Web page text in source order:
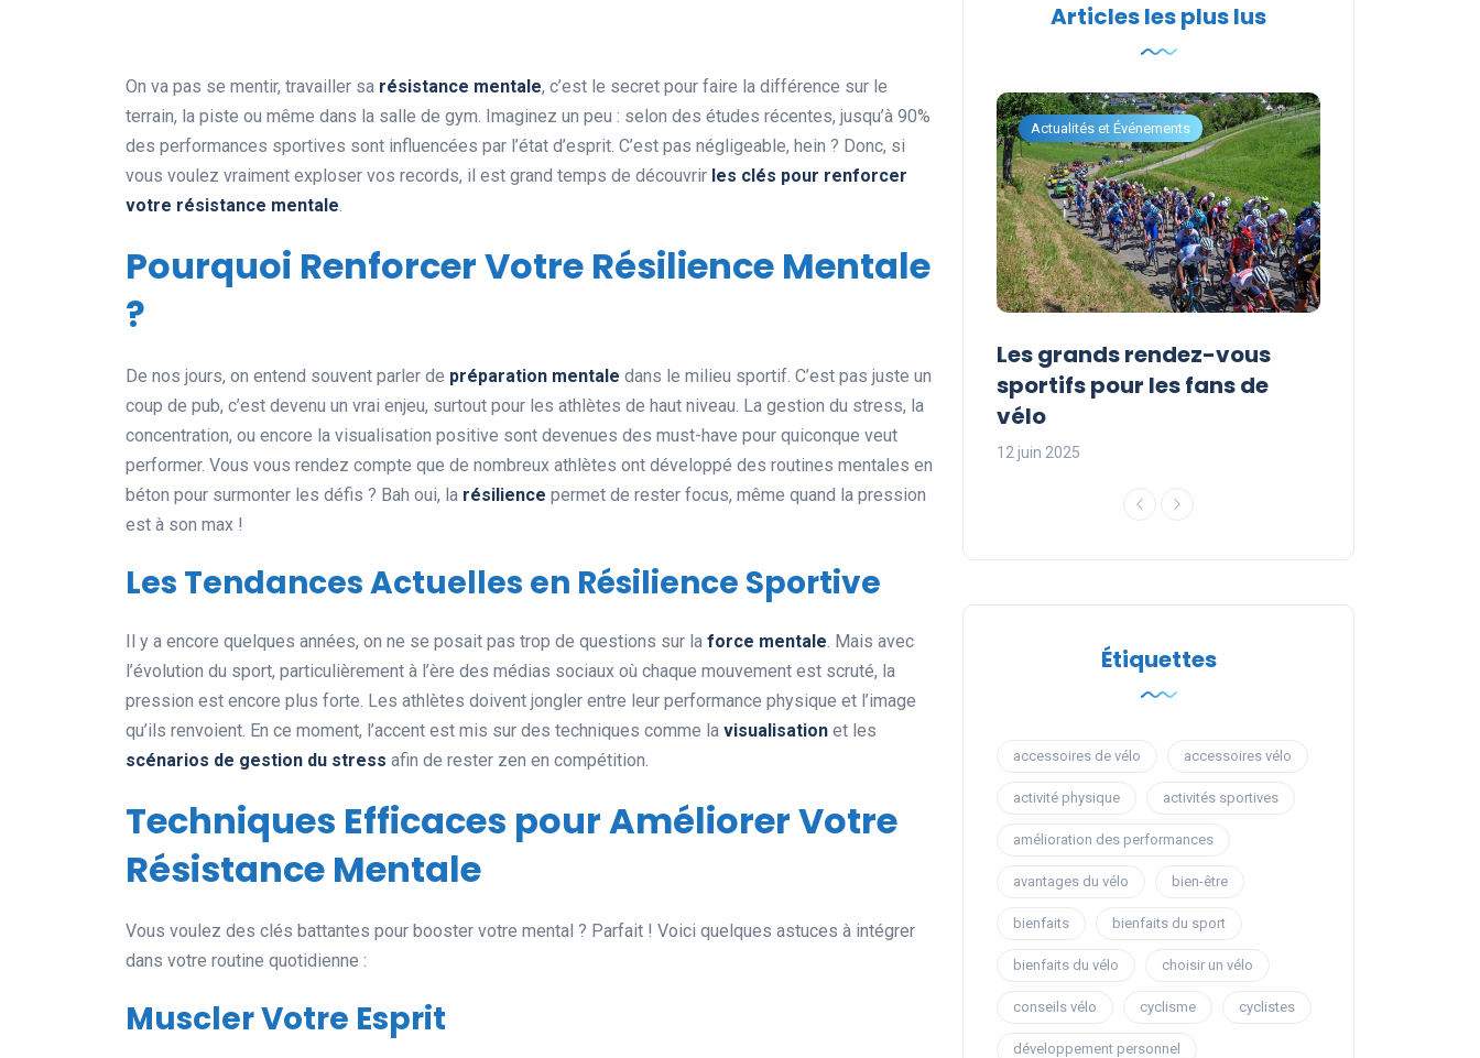
On va pas se mentir, travailler sa résistance mentale, c’est le secret pour faire la différence sur le
terrain, la piste ou même dans la salle de gym. Imaginez un peu : selon des études récentes, jusqu’à 90%
des performances sportives sont influencées par l’état d’esprit. C’est pas négligeable, hein ? Donc, si
vous voulez vraiment exploser vos records, il est grand temps de découvrir les clés pour renforcer
votre résistance mentale.
Pourquoi Renforcer Votre Résilience Mentale
?
De nos jours, on entend souvent parler de préparation mentale dans le milieu sportif. C’est pas juste un
coup de pub, c’est devenu un vrai enjeu, surtout pour les athlètes de haut niveau. La gestion du stress, la
concentration, ou encore la visualisation positive sont devenues des must-have pour quiconque veut
performer. Vous vous rendez compte que de nombreux athlètes ont développé des routines mentales en
béton pour surmonter les défis ? Bah oui, la résilience permet de rester focus, même quand la pression
est à son max !
Les Tendances Actuelles en Résilience Sportive
Il y a encore quelques années, on ne se posait pas trop de questions sur la force mentale. Mais avec
l’évolution du sport, particulièrement à l’ère des médias sociaux où chaque mouvement est scruté, la
pression est encore plus forte. Les athlètes doivent jongler entre leur performance physique et l’image
qu’ils renvoient. En ce moment, l’accent est mis sur des techniques comme la visualisation et les
scénarios de gestion du stress afin de rester zen en compétition.
Techniques Efficaces pour Améliorer Votre
Résistance Mentale
Vous voulez des clés battantes pour booster votre mental ? Parfait ! Voici quelques astuces à intégrer
dans votre routine quotidienne :
Muscler Votre Esprit
Articles les plus lus
Actualités et Événements
surprenants en cyclisme et
dans le monde du sport
Actualités et Événements
Les grands rendez-vous
sportifs pour les fans de
vélo
12 juin 2025
Étiquettes
accessoires de vélo accessoires vélo
activité physique activités sportives
amélioration des performances
avantages du vélo bien-être
bienfaits bienfaits du sport
bienfaits du vélo choisir un vélo
conseils vélo cyclisme cyclistes
développement personnel